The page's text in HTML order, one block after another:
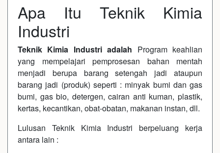
Apa Itu Teknik Kimia
Industri
Teknik Kimia Industri adalah Program keahlian
yang mempelajari pemprosesan bahan mentah
menjadi berupa barang setengah jadi ataupun
barang jadi (produk) seperti : minyak bumi dan gas
bumi, gas bio, detergen, cairan anti kuman, plastik,
kertas, kecantikan, obat-obatan, makanan instan, dll.
Lulusan Teknik Kimia Industri berpeluang kerja
antara lain :